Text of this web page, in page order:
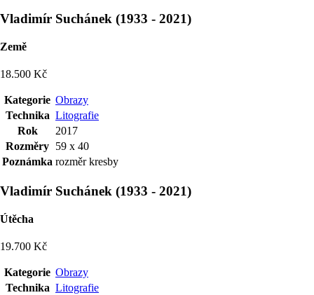
Vladimír Suchánek (1933 - 2021)
Země
18.500 Kč
Kategorie Obrazy
Technika Litografie
Rok
2017
Rozměry 59 x 40
Poznámka rozměr kresby
Vladimír Suchánek (1933 - 2021)
Útěcha
19.700 Kč
Kategorie Obrazy
Technika Litografie